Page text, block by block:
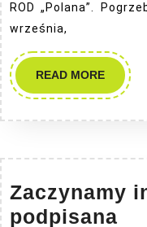
ROD „Polana”.
września,
READ MOREREAD
MORE
Zaczynamy
podpisana